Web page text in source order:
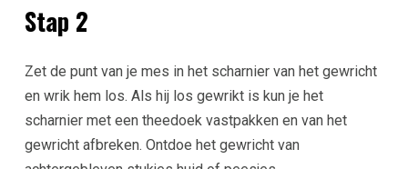
Stap 2
Zet de punt van je mes in het scharnier van het gewricht
en wrik hem los. Als hij los gewrikt is kun je het
scharnier met een theedoek vastpakken en van het
gewricht afbreken. Ontdoe het gewricht van